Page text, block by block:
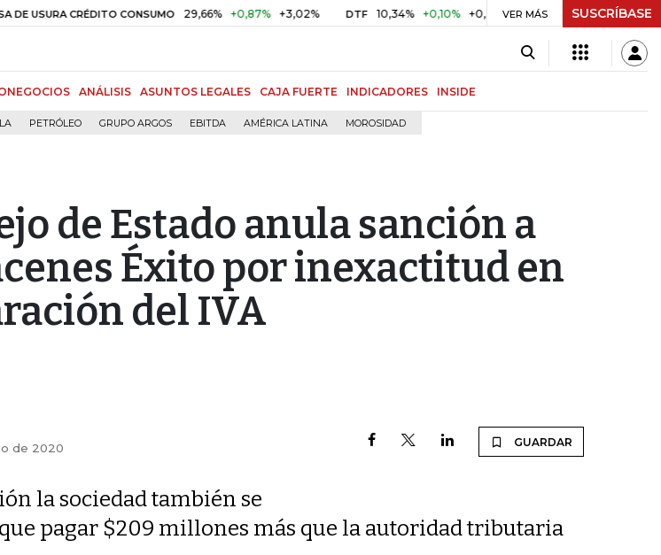
CRÉDITO CONSUMO 29,66% +0,87% +3,02% DTF 10,34% +0,10% +0,98% UVR $ 416,86 +$ 0,05 +0,01%
VER MÁS SUSCRÍBASE
ANÁLISIS ASUNTOS LEGALES CAJA FUERTE INDICADORES INSIDE
PETRÓLEO GRUPO ARGOS EBITDA AMÉRICA LATINA MOROSIDAD
de Estado anula sanción a
Éxito por inexactitud en
del IVA
de 2020 GUARDAR
la sociedad también se
pagar $209 millones más que la autoridad tributaria